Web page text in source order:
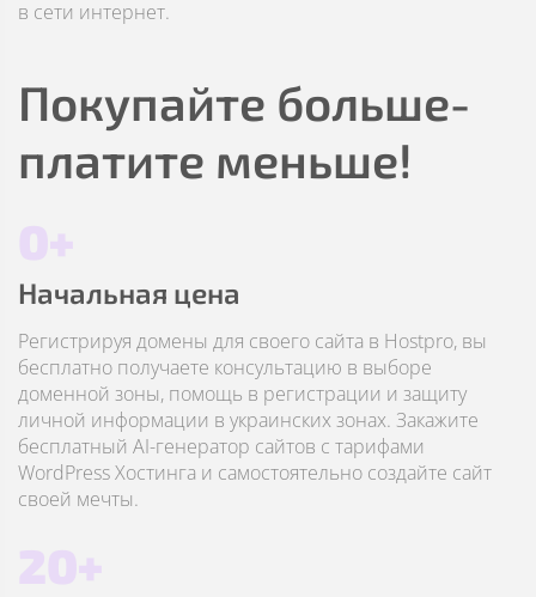
в сети интернет.
Покупайте больше-
платите меньше!
0+
Начальная цена
Регистрируя домены для своего сайта в Hostpro, вы
бесплатно получаете консультацию в выборе
доменной зоны, помощь в регистрации и защиту
личной информации в украинских зонах. Закажите
бесплатный AI-генератор сайтов с тарифами
WordPress Хостинга и самостоятельно создайте сайт
своей мечты.
20+